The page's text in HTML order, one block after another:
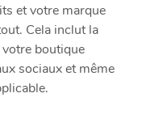
et votre marque
Cela inclut la
boutique
sociaux et même